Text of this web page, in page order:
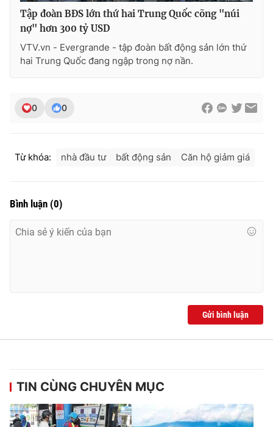
Tập đoàn BĐS lớn thứ hai Trung Quốc cõng "núi
nợ" hơn 300 tỷ USD
VTV.vn - Evergrande - tập đoàn bất động sản lớn thứ
hai Trung Quốc đang ngập trong nợ nần.
0 0
Từ khóa: nhà đầu tư bất động sản Căn hộ giảm giá
Bình luận (0)
Gửi bình luận
TIN CÙNG CHUYÊN MỤC